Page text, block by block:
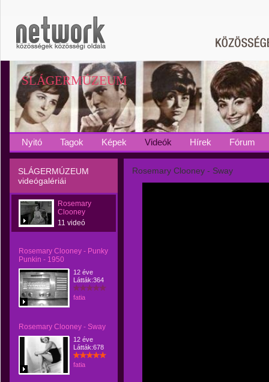
SLÁGERMÚZEUM
Nyitó Tagok Képek Videók Hírek Fórum
SLÁGERMÚZEUM
videógalériái
Rosemary
Clooney
11 videó
Rosemary Clooney - Punky
Punkin - 1950
12 éve
Látták:364
fatia
Rosemary Clooney - Sway
12 éve
Látták:678
fatia
Rosemary Clooney - Sway